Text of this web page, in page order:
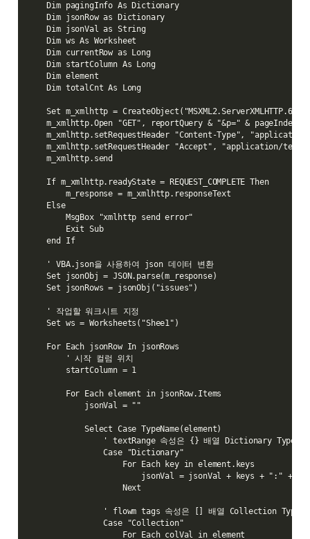
    Dim pagingInfo As Dictionary
    Dim jsonRow as Dictionary
    Dim jsonVal as String
    Dim ws As Worksheet
    Dim currentRow as Long
    Dim startColumn As Long
    Dim element
    Dim totalCnt As Long
Set m_xmlhttp =
m_xmlhttp.Open "GET", reportQuery & "&p=" & pageIndex,
m_xmlhttp.setRequestHeader "Content-Type",
    m_xmlhttp.setRequestHeader "Accept", "application/text"
    m_xmlhttp.send
    If m_xmlhttp.readyState = REQUEST_COMPLETE Then
        m_response = m_xmlhttp.responseText
    Else
        MsgBox "xmlhttp send error"
        Exit Sub
    end If
    ' VBA.json을 사용하여 json 데이터 변환
    Set jsonObj = JSON.parse(m_response)
    Set jsonRows = jsonObj("issues")
    ' 작업할 워크시트 지정
    Set ws = Worksheets("Shee1")
    For Each jsonRow In jsonRows
        ' 시작 컬럼 위치
        startColumn = 1
        For Each element in jsonRow.Items
            jsonVal = ""
            Select Case TypeName(element)
' textRange 속성은 {} 배열 Dictionary Type으
                Case "Dictionary"
                    For Each key in element.keys
jsonVal = jsonVal + keys + ":" +
                    Next
' flowm tags 속성은 [] 배열 Collection Type으
                Case "Collection"
                    For Each colVal in element